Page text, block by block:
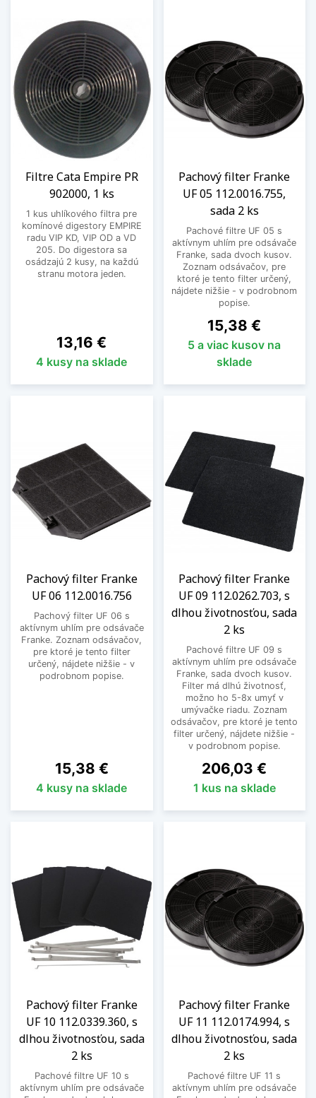
Filtre Cata Empire PR
902000, 1 ks
1 kus uhlíkového filtra pre
komínové digestory EMPIRE
radu VIP KD, VIP OD a VD
205. Do digestora sa
osádzajú 2 kusy, na každú
stranu motora jeden.
Cena
13,16 €
4 kusy na sklade
Pachový filter Franke
UF 05 112.0016.755,
sada 2 ks
Pachové filtre UF 05 s
aktívnym uhlím pre odsávače
Franke, sada dvoch kusov.
Zoznam odsávačov, pre
ktoré je tento filter určený,
nájdete nižšie - v podrobnom
popise.
Cena
15,38 €
5 a viac kusov na
sklade
Pachový filter Franke
UF 06 112.0016.756
Pachový filter UF 06 s
aktívnym uhlím pre odsávače
Franke. Zoznam odsávačov,
pre ktoré je tento filter
určený, nájdete nižšie - v
podrobnom popise.
Cena
15,38 €
4 kusy na sklade
Pachový filter Franke
UF 09 112.0262.703, s
dlhou životnosťou, sada
2 ks
Pachové filtre UF 09 s
aktívnym uhlím pre odsávače
Franke, sada dvoch kusov.
Filter má dlhú životnosť,
možno ho 5-8x umyť v
umývačke riadu. Zoznam
odsávačov, pre ktoré je tento
filter určený, nájdete nižšie -
v podrobnom popise.
Cena
206,03 €
1 kus na sklade
Pachový filter Franke
UF 10 112.0339.360, s
dlhou životnosťou, sada
2 ks
Pachové filtre UF 10 s
aktívnym uhlím pre odsávače
Pachový filter Franke
UF 11 112.0174.994, s
dlhou životnosťou, sada
2 ks
Pachové filtre UF 11 s
aktívnym uhlím pre odsávače